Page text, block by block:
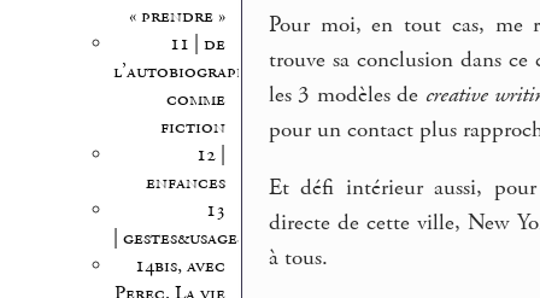
« prendre »
11 | de
l’autobiographie
comme
fiction
12 |
enfances
13
| gestes&usages
14bis, avec
Pour moi, en tout cas, me
trouve sa conclusion dans
les 3 modèles de creative
pour un contact plus
Et défi intérieur aussi, pour
directe de cette ville, New
à tous.